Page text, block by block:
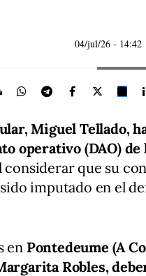
04/jul/26 - 14:42
Miguel Tellado,
operativo (DAO)
considerar que su
imputado en el
en Pontedeume (A
Robles,